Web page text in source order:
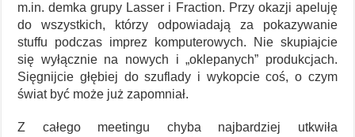
m.in. demka grupy Lasser i Fraction. Przy okazji apeluję
do wszystkich, którzy odpowiadają za pokazywanie
stuffu podczas imprez komputerowych. Nie skupiajcie
się wyłącznie na nowych i „oklepanych” produkcjach.
Sięgnijcie głębiej do szuflady i wykopcie coś, o czym
świat być może już zapomniał.
Z całego meetingu chyba najbardziej utkwiła